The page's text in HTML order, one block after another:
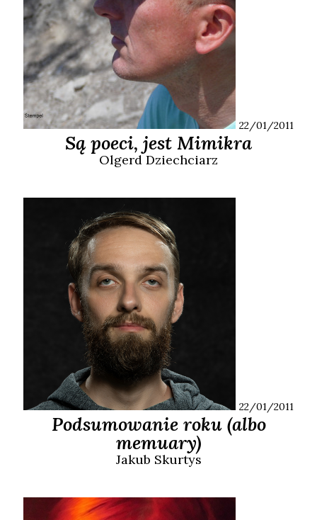
22/01/2011
Są poeci, jest Mimikra
Olgerd Dziechciarz
22/01/2011
Podsumowanie roku (albo
memuary)
Jakub Skurtys